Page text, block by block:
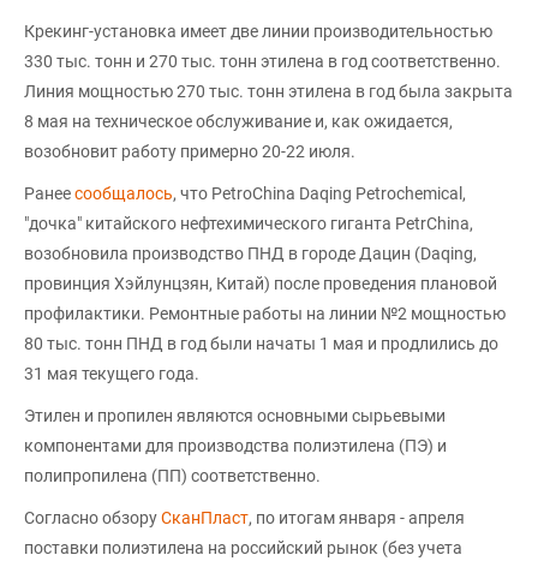
Крекинг-установка имеет две линии производительностью
330 тыс. тонн и 270 тыс. тонн этилена в год соответственно.
Линия мощностью 270 тыс. тонн этилена в год была закрыта
8 мая на техническое обслуживание и, как ожидается,
возобновит работу примерно 20-22 июля.
Ранеесообщалось, что PetroChina Daqing Petrochemical,
"дочка" китайского нефтехимического гиганта PetrChina,
возобновила производство ПНД в городе Дацин (Daqing,
провинция Хэйлунцзян, Китай) после проведения плановой
профилактики. Ремонтные работы на линии №2 мощностью
80 тыс. тонн ПНД в год были начаты 1 мая и продлились до
31 мая текущего года.
Этилен и пропилен являются основными сырьевыми
компонентами для производства полиэтилена (ПЭ) и
полипропилена (ПП) соответственно.
Согласно обзоруСканПласт, по итогам января - апреля
поставки полиэтилена на российский рынок (без учета